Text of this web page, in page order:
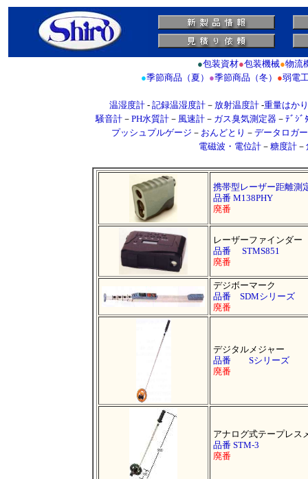
●包装資材●包装機械●物流
●季節商品（夏） ●季節商品（冬） ●弱電
温湿度計-記録温湿度計－ 放射温度計-重量はかり
騒音計 － PH水質計 － 風速計 － ガス臭気測定器 － ﾃﾞｼﾞ
プッシュプルゲージ － おんどとり － データロガー
電磁波・電位計－ 糖度計－
携帯型レーザー距離測
品番 M138PHY
廃番
レーザーファインダー
品番 STMS851
廃番
デジボーマーク
品番 SDMシリーズ
廃番
デジタルメジャー
品番 Sシリーズ
廃番
アナログ式テープレス
品番 STM-3
廃番